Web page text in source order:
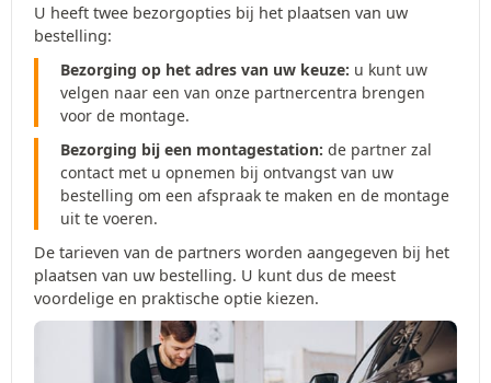
U heeft twee bezorgopties bij het plaatsen van uw
bestelling:
Bezorging op het adres van uw keuze: u kunt uw
velgen naar een van onze partnercentra brengen
voor de montage.
Bezorging bij een montagestation: de partner zal
contact met u opnemen bij ontvangst van uw
bestelling om een afspraak te maken en de montage
uit te voeren.
De tarieven van de partners worden aangegeven bij het
plaatsen van uw bestelling. U kunt dus de meest
voordelige en praktische optie kiezen.